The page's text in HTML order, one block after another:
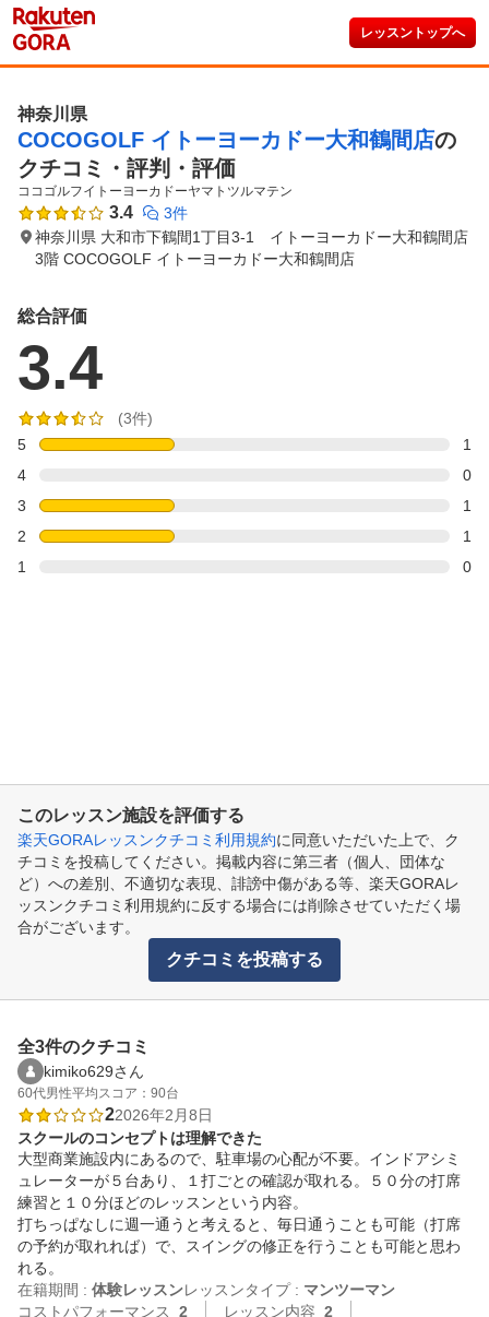
レッスントップへ
神奈川県
COCOGOLF イトーヨーカドー大和鶴間店の
クチコミ・評判・評価
ココゴルフイトーヨーカドーヤマトツルマテン
3.4
3件
神奈川県 大和市下鶴間1丁目3-1 イトーヨーカドー大和鶴間店
3階 COCOGOLF イトーヨーカドー大和鶴間店
総合評価
3.4
(3件)
5
1
4
0
3
1
2
1
1
0
このレッスン施設を評価する
楽天GORAレッスンクチコミ利用規約に同意いただいた上で、ク
チコミを投稿してください。掲載内容に第三者（個人、団体な
ど）への差別、不適切な表現、誹謗中傷がある等、楽天GORAレ
ッスンクチコミ利用規約に反する場合には削除させていただく場
合がございます。
クチコミを投稿する
全3件のクチコミ
kimiko629さん
60代男性平均スコア：90台
22026年2月8日
スクールのコンセプトは理解できた
大型商業施設内にあるので、駐車場の心配が不要。インドアシミ
ュレーターが５台あり、１打ごとの確認が取れる。５０分の打席
練習と１０分ほどのレッスンという内容。
打ちっぱなしに週一通うと考えると、毎日通うことも可能（打席
の予約が取れれば）で、スイングの修正を行うことも可能と思わ
れる。
在籍期間 : 体験レッスンレッスンタイプ : マンツーマン
コストパフォーマンス
2 レッスン内容 2